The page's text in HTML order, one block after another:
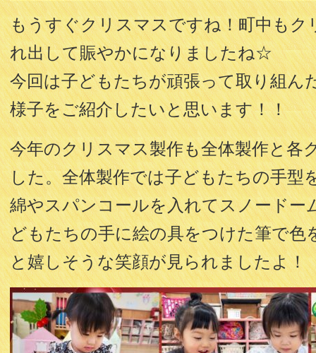
もうすぐクリスマスですね！町中もク
れ出して賑やかになりましたね☆
今回は子どもたちが頑張って取り組ん
様子をご紹介したいと思います！！
今年のクリスマス製作も全体製作と各
した。全体製作では子どもたちの手型
綿やスパンコールを入れてスノード
どもたちの手に絵の具をつけた筆で色
と嬉しそうな笑顔が見られましたよ！